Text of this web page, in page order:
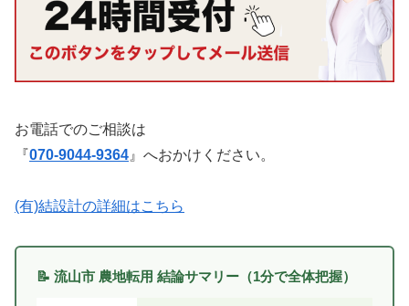
お電話でのご相談は
『070-9044-9364 』へおかけください。
(有)結設計の詳細はこちら
📝 流山市 農地転用 結論サマリー（1分で全体把握）